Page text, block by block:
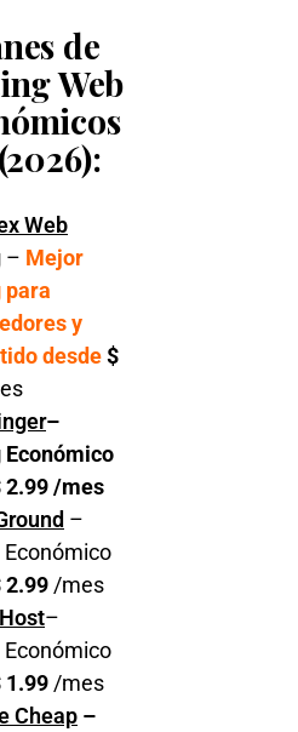
de
Web
Web
– Mejor
para
y
desde$
–
Económico
2.99/mes
–
2.99 /mes
–
1.99 /mes
Cheap –